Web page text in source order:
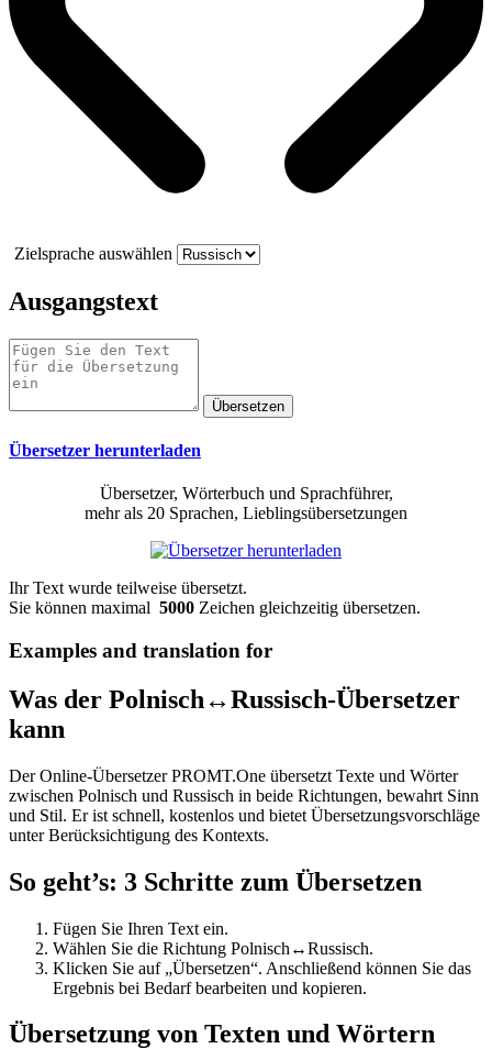
Zielsprache auswählen
Ausgangstext
Übersetzer herunterladen
Übersetzer, Wörterbuch und Sprachführer,
mehr als 20 Sprachen, Lieblingsübersetzungen
Ihr Text wurde teilweise übersetzt.
Sie können maximal 5000 Zeichen gleichzeitig übersetzen.
Examples and translation for
Was der Polnisch↔Russisch-Übersetzer
kann
Der Online-Übersetzer PROMT.One übersetzt Texte und Wörter
zwischen Polnisch und Russisch in beide Richtungen, bewahrt Sinn
und Stil. Er ist schnell, kostenlos und bietet Übersetzungsvorschläge
unter Berücksichtigung des Kontexts.
So geht’s: 3 Schritte zum Übersetzen
Fügen Sie Ihren Text ein.
Wählen Sie die Richtung Polnisch↔Russisch.
Klicken Sie auf „Übersetzen“. Anschließend können Sie das
Ergebnis bei Bedarf bearbeiten und kopieren.
Übersetzung von Texten und Wörtern